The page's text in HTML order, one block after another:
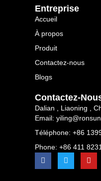
​​entreprise​​
Accueil
À propos
Produit
Contactez-nous
Blogs
Contactez-
Dalian , Liaoning ,
Email:
Téléphone: +86
Phone: +86 411
F
a
c
T
w
i
Y
o
u